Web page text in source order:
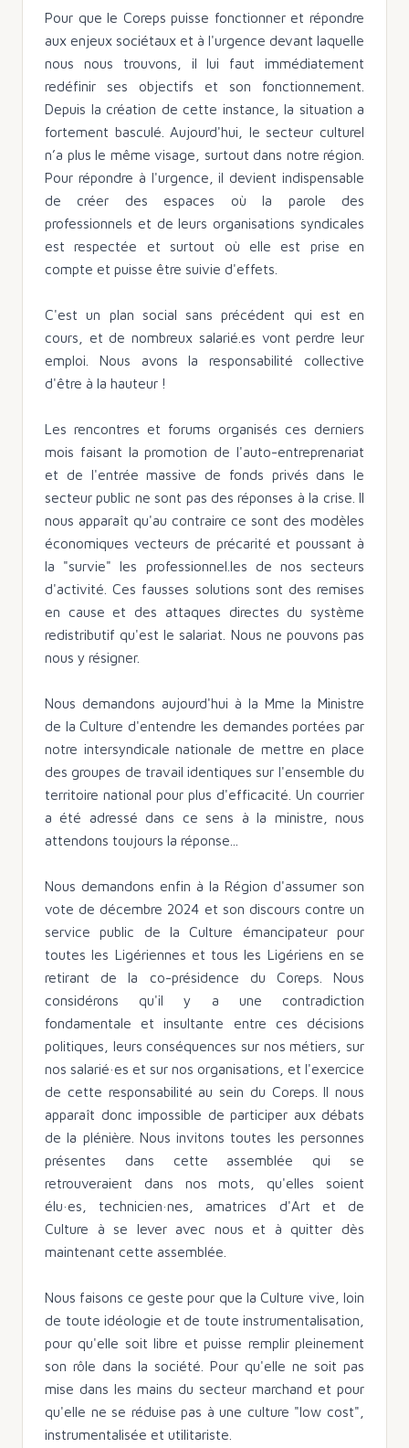
Pour que le Coreps puisse fonctionner et répondre
aux enjeux sociétaux et à l'urgence devant laquelle
nous nous trouvons, il lui faut immédiatement
redéfinir ses objectifs et son fonctionnement.
Depuis la création de cette instance, la situation a
fortement basculé. Aujourd'hui, le secteur culturel
n’a plus le même visage, surtout dans notre région.
Pour répondre à l'urgence, il devient indispensable
de créer des espaces où la parole des
professionnels et de leurs organisations syndicales
est respectée et surtout où elle est prise en
compte et puisse être suivie d'effets.
C'est un plan social sans précédent qui est en
cours, et de nombreux salarié.es vont perdre leur
emploi. Nous avons la responsabilité collective
d'être à la hauteur !
Les rencontres et forums organisés ces derniers
mois faisant la promotion de l'auto-entreprenariat
et de l'entrée massive de fonds privés dans le
secteur public ne sont pas des réponses à la crise. Il
nous apparaît qu'au contraire ce sont des modèles
économiques vecteurs de précarité et poussant à
la "survie" les professionnel.les de nos secteurs
d'activité. Ces fausses solutions sont des remises
en cause et des attaques directes du système
redistributif qu'est le salariat. Nous ne pouvons pas
nous y résigner.
Nous demandons aujourd'hui à la Mme la Ministre
de la Culture d'entendre les demandes portées par
notre intersyndicale nationale de mettre en place
des groupes de travail identiques sur l'ensemble du
territoire national pour plus d'efficacité. Un courrier
a été adressé dans ce sens à la ministre, nous
attendons toujours la réponse...
Nous demandons enfin à la Région d'assumer son
vote de décembre 2024 et son discours contre un
service public de la Culture émancipateur pour
toutes les Ligériennes et tous les Ligériens en se
retirant de la co-présidence du Coreps. Nous
considérons qu'il y a une contradiction
fondamentale et insultante entre ces décisions
politiques, leurs conséquences sur nos métiers, sur
nos salarié·es et sur nos organisations, et l'exercice
de cette responsabilité au sein du Coreps. Il nous
apparaît donc impossible de participer aux débats
de la plénière. Nous invitons toutes les personnes
présentes dans cette assemblée qui se
retrouveraient dans nos mots, qu'elles soient
élu·es, technicien·nes, amatrices d'Art et de
Culture à se lever avec nous et à quitter dès
maintenant cette assemblée.
Nous faisons ce geste pour que la Culture vive, loin
de toute idéologie et de toute instrumentalisation,
pour qu'elle soit libre et puisse remplir pleinement
son rôle dans la société. Pour qu'elle ne soit pas
mise dans les mains du secteur marchand et pour
qu'elle ne se réduise pas à une culture "low cost",
instrumentalisée et utilitariste.